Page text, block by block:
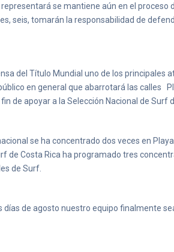
se mantiene aún en el proceso
seis, tomarán la responsabilidad de
del Título Mundial uno de los principales
en general que abarrotará las calles
de apoyar a la Selección Nacional de Surf
se ha concentrado dos veces en
de Costa Rica ha programado tres
de Surf.
días de agosto nuestro equipo finalmente